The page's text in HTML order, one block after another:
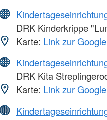
DRK Kinderkrippe
Karte: Link zur
DRK Kita
Karte: Link zur